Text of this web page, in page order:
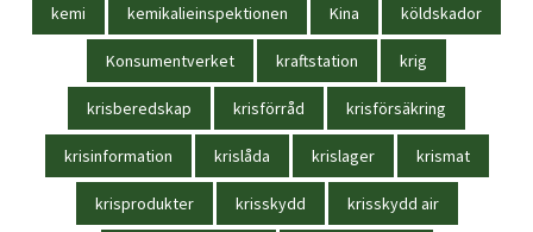
kemi kemikalieinspektionen Kina köldskador
Konsumentverket kraftstation krig
krisberedskap krisförråd krisförsäkring
krisinformation krislåda krislager krismat
krisprodukter krisskydd krisskydd air